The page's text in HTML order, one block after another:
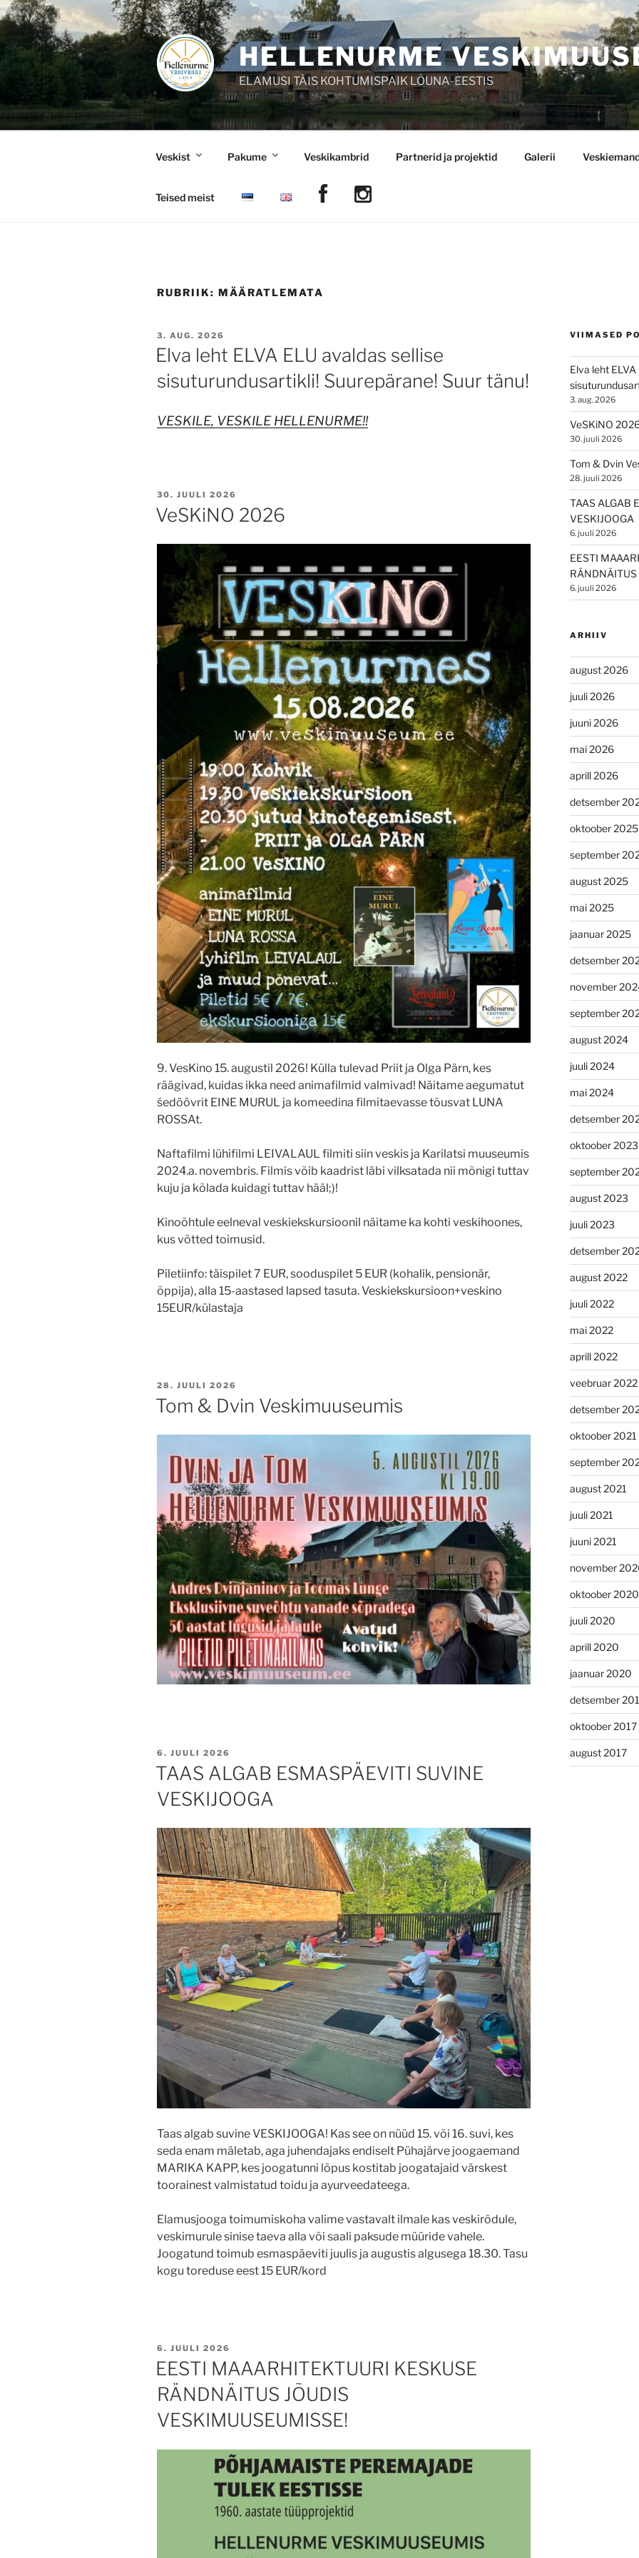
Liigu
sisu
juurde
HELLENURME
ELAMUSI TÄIS KOHTUMISPAIK LÕUNA-EESTIS
Veskist Pakume Veskikambrid Partnerid ja projektid Galerii
Teised meist
RUBRIIK: MÄÄRATLEMATA
POSTED
ON
3. AUG. 2026
Elva leht ELVA ELU avaldas sellise
sisuturundusartikli! Suurepärane! Suur tänu!
VESKILE, VESKILE HELLENURME!!
POSTED
30. JUULI 2026
VeSKiNO 2026
9. VesKino 15. augustil 2026! Külla tulevad Priit ja Olga Pärn, kes
räägivad, kuidas ikka need animafilmid valmivad! Näitame aegumatut
śedöövrit EINE MURUL ja komeedina filmitaevasse tõusvat LUNA
ROSSAt.
Naftafilmi lühifilmi LEIVALAUL filmiti siin veskis ja Karilatsi muuseumis
2024.a. novembris. Filmis võib kaadrist läbi vilksatada nii mõnigi tuttav
kuju ja kõlada kuidagi tuttav hääl;)!
Kinoõhtule eelneval veskiekskursioonil näitame ka kohti veskihoones,
kus võtted toimusid.
Piletiinfo: täispilet 7 EUR, sooduspilet 5 EUR (kohalik, pensionär,
õppija), alla 15-aastased lapsed tasuta. Veskiekskursioon+veskino
15EUR/külastaja
POSTED
ON
28. JUULI 2026
Tom & Dvin Veskimuuseumis
POSTED
ON
6. JUULI 2026
TAAS ALGAB ESMASPÄEVITI SUVINE
VESKIJOOGA
Taas algab suvine VESKIJOOGA! Kas see on nüüd 15. või 16. suvi, kes
seda enam mäletab, aga juhendajaks endiselt Pühajärve joogaemand
MARIKA KAPP, kes joogatunni lõpus kostitab joogatajaid värskest
toorainest valmistatud toidu ja ayurveedateega.
Elamusjooga toimumiskoha valime vastavalt ilmale kas veskirõdule,
veskimurule sinise taeva alla või saali paksude müüride vahele.
Joogatund toimub esmaspäeviti juulis ja augustis algusega 18.30. Tasu
kogu toreduse eest 15 EUR/kord
POSTED
ON
6. JUULI 2026
EESTI MAAARHITEKTUURI KESKUSE
RÄNDNÄITUS JÕUDIS
VESKIMUUSEUMISSE!
VIIMASED
Elva leht
3. aug. 2026
VeSKiNO
30. juuli 2026
Tom & Dvin
28. juuli 2026
TAAS ALGAB
VESKIJOOGA
6. juuli 2026
EESTI
RÄNDNÄITUS
6. juuli 2026
ARHIIV
august 2026
juuli 2026
juuni 2026
mai 2026
aprill 2026
detsember
oktoober 2025
september
august 2025
mai 2025
jaanuar 2025
detsember
november
september
august 2024
juuli 2024
mai 2024
detsember
oktoober 2023
september
august 2023
juuli 2023
detsember
august 2022
juuli 2022
mai 2022
aprill 2022
veebruar 2022
detsember
oktoober 2021
september
august 2021
juuli 2021
juuni 2021
november
oktoober 2020
juuli 2020
aprill 2020
jaanuar 2020
detsember
oktoober 2017
august 2017